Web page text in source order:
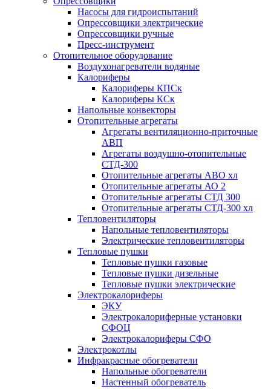
Насосы для гидроиспытаний
Опрессовщики электрические
Опрессовщики ручные
Пресс-инструмент
Отопительное оборудование
Воздухонагреватели водяные
Калориферы
Калориферы КПСк
Калориферы КСк
Напольные конвекторы
Отопительные агрегаты
Агрегаты вентиляционно-приточные
АВП
Агрегаты воздушно-отопительные
СТД-300
Отопительные агрегаты АВО хл
Отопительные агрегаты АО 2
Отопительные агрегаты СТД 300
Отопительные агрегаты СТД-300 хл
Тепловентиляторы
Напольные тепловентиляторы
Электрические тепловентиляторы
Тепловые пушки
Тепловые пушки газовые
Тепловые пушки дизельные
Тепловые пушки электрические
Электрокалориферы
ЭКУ
Электрокалориферные установки
СФОЦ
Электрокалориферы СФО
Электрокотлы
Инфракрасные обогреватели
Напольные обогреватели
Настенный обогреватель